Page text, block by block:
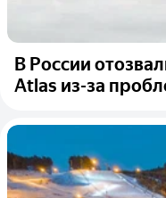
В России
Atlas из-за